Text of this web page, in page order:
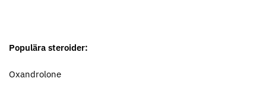
Populära steroider:
Oxandrolone